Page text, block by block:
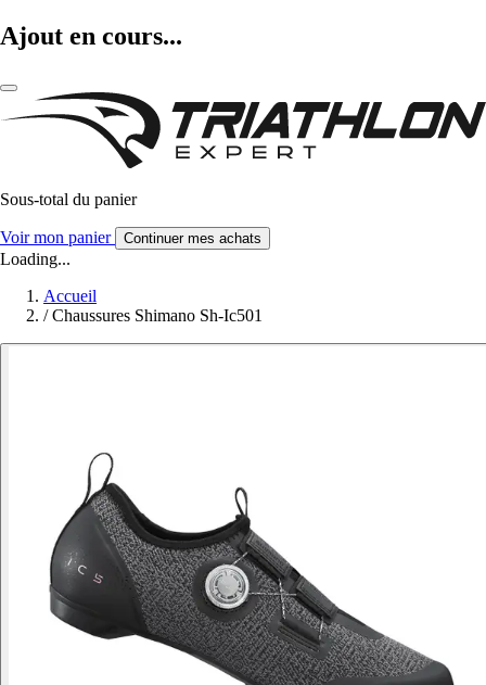
Ajout en cours...
Sous-total du panier
Voir mon panier Continuer mes achats
Loading...
Accueil
/ Chaussures Shimano Sh-Ic501